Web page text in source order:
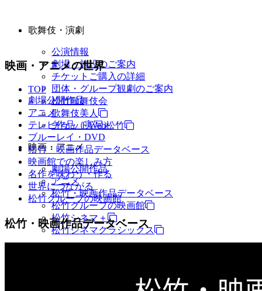
歌舞伎・演劇
公演情報
劇場・施設のご案内
チケットご購入の詳細
団体・グループ観劇のご案内
松竹歌舞伎会
歌舞伎美人
チケットWeb松竹
映画・アニメ
劇場公開作品
アニメ
松竹・映画作品データベース
松竹グループの映画館
松竹シネマ＋
松竹シネマクラシックス
松竹ストア（通販サイト）
映画・アニメの世界
TOP
劇場公開作品
アニメ
テレビ作品（実写）
ブルーレイ・DVD
松竹・映画作品データベース
映画館での楽しみ方
名作を味わう・作る
世界につながる
松竹グループの映画館
松竹・映画作品データベース